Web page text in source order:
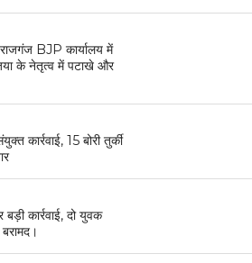
BJP कार्यालय में
के नेतृत्व में पटाखे और
कार्रवाई, 15 बोरी तुर्की
कार्रवाई, दो युवक